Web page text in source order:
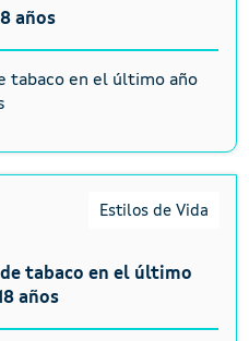
años
tabaco en el último año
Estilos de Vida
tabaco en el último
años